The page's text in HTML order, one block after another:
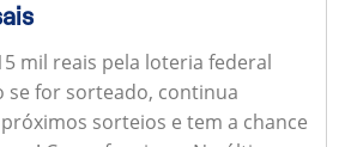
mil reais pela loteria federal
se for sorteado, continua
sorteios e tem a chance